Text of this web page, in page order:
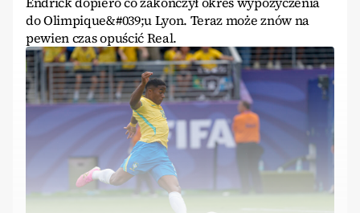
do Olimpique&#039;u Lyon. Teraz może znów na
pewien czas opuścić Real.